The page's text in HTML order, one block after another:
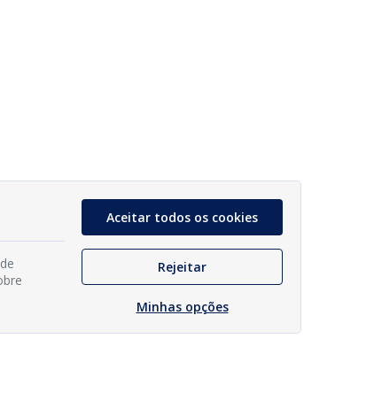
Aceitar todos os cookies
Rejeitar
Minhas opções